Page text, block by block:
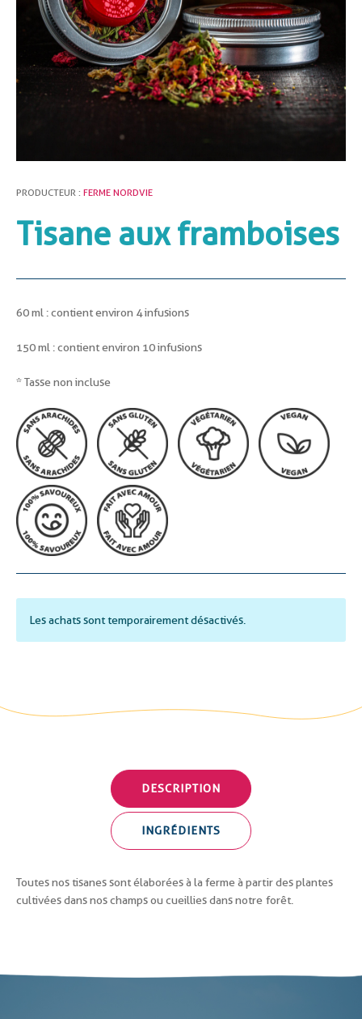
PRODUCTEUR :FERME NORDVIE
Tisane aux framboises
60 ml : contient environ 4 infusions
150 ml : contient environ 10 infusions
* Tasse non incluse
Les achats sont temporairement désactivés.
DESCRIPTION
INGRÉDIENTS
Toutes nos tisanes sont élaborées à la ferme à partir des plantes
cultivées dans nos champs ou cueillies dans notre forêt.